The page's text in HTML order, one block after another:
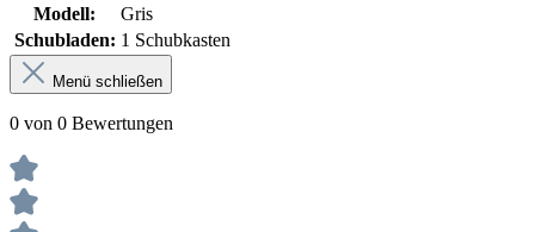
Modell:
Gris
Schubladen: 1 Schubkasten
Menü schließen
0 von 0 Bewertungen